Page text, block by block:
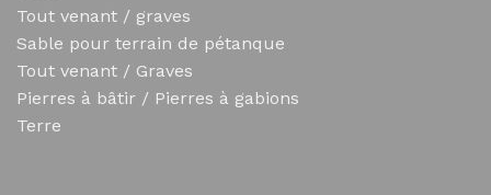
Tout venant / graves
Sable pour terrain de pétanque
Tout venant / Graves
Pierres à bâtir / Pierres à gabions
Terre